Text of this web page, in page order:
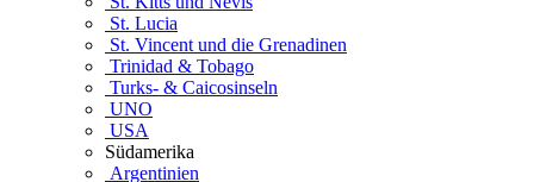
St. Lucia
St. Vincent und die Grenadinen
Trinidad & Tobago
Turks- & Caicosinseln
UNO
USA
Südamerika
Argentinien